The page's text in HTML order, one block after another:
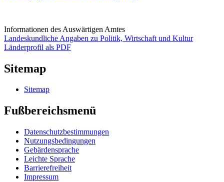
Informationen des Auswärtigen Amtes
Landeskundliche Angaben zu Politik, Wirtschaft und Kultur
Länderprofil als PDF
Sitemap
Sitemap
Fußbereichsmenü
Datenschutzbestimmungen
Nutzungsbedingungen
Gebärdensprache
Leichte Sprache
Barrierefreiheit
Impressum